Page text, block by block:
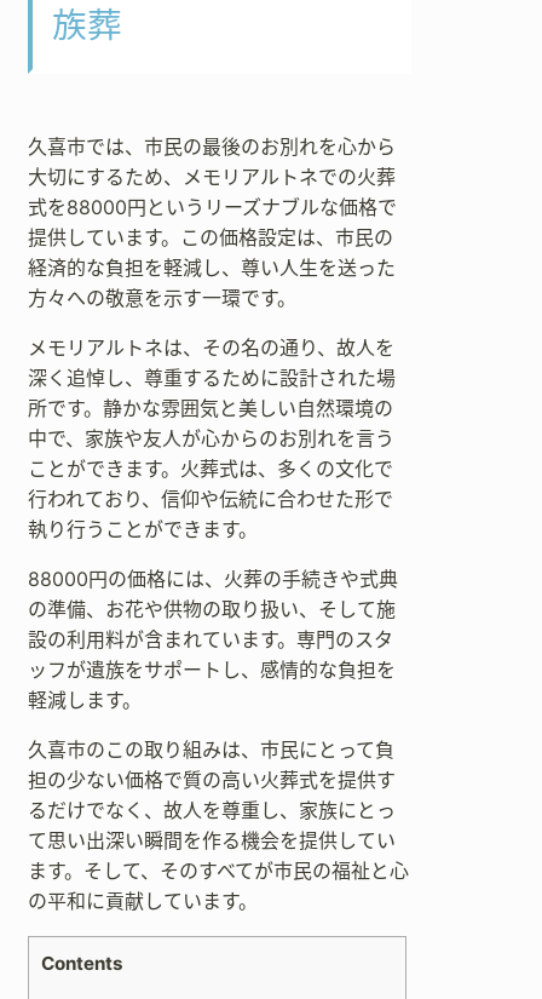
族葬
久喜市では、市民の最後のお別れを心から
大切にするため、メモリアルトネでの火葬
式を88000円というリーズナブルな価格で
提供しています。この価格設定は、市民の
経済的な負担を軽減し、尊い人生を送った
方々への敬意を示す一環です。
メモリアルトネは、その名の通り、故人を
深く追悼し、尊重するために設計された場
所です。静かな雰囲気と美しい自然環境の
中で、家族や友人が心からのお別れを言う
ことができます。火葬式は、多くの文化で
行われており、信仰や伝統に合わせた形で
執り行うことができます。
88000円の価格には、火葬の手続きや式典
の準備、お花や供物の取り扱い、そして施
設の利用料が含まれています。専門のスタ
ッフが遺族をサポートし、感情的な負担を
軽減します。
久喜市のこの取り組みは、市民にとって負
担の少ない価格で質の高い火葬式を提供す
るだけでなく、故人を尊重し、家族にとっ
て思い出深い瞬間を作る機会を提供してい
ます。そして、そのすべてが市民の福祉と心
の平和に貢献しています。
Contents